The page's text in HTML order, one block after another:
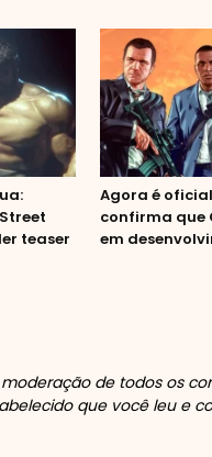
teaser
Agora é
confirma que
em
moderação de todos os
que você leu e